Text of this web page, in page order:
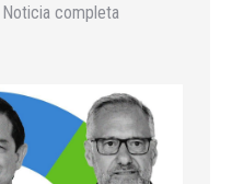
completa